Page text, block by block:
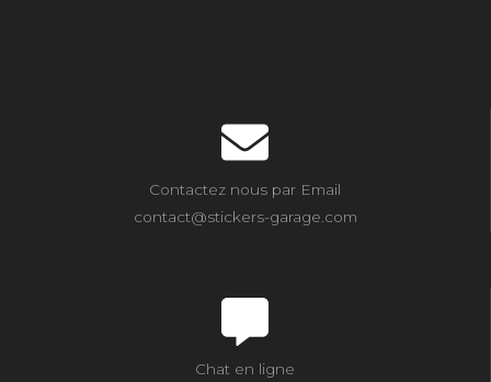
Contactez nous par Email
contact@stickers-garage.com
Chat en ligne